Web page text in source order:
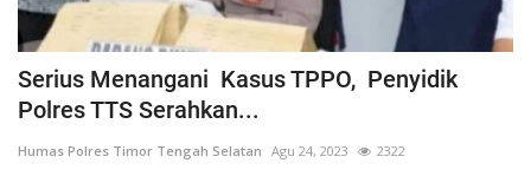
Serius Menangani Kasus TPPO, Penyidik
Polres TTS Serahkan...
Humas Polres Timor Tengah Selatan Agu 24, 2023 2322